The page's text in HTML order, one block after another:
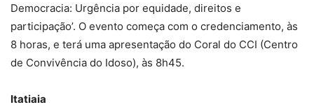
Democracia: Urgência por equidade, direitos e
participação’. O evento começa com o credenciamento, às
8 horas, e terá uma apresentação do Coral do CCI (Centro
de Convivência do Idoso), às 8h45.
Itatiaia